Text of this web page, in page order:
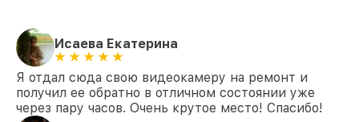
Исаева Екатерина
Я отдал сюда свою видеокамеру на ремонт и
получил ее обратно в отличном состоянии уже
через пару часов. Очень крутое место! Спасибо!